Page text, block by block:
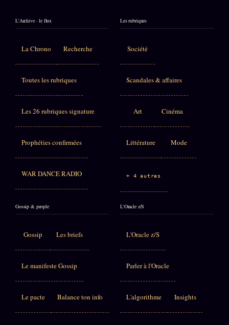
L'Archive · le flux
La Chrono Recherche
Toutes les rubriques
Les 26 rubriques signature
Prophéties confirmées
WAR DANCE RADIO
Les rubriques
Société
Scandales & affaires
Art Cinéma
Littérature Mode
+ 4 autres
Gossip & people
Gossip Les briefs
Le manifeste Gossip
Le pacte Balance ton info
L'Oracle z/S
L'Oracle z/S
Parler à l'Oracle
L'algorithme Insights